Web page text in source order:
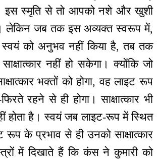
इस स्मृति से तो आपको नशे और खुशी
लेकिन जब तक इस अव्यक्त स्वरूप में,
स्वयं को अनुभव नहीं किया है, तब तक
नहीं हो सकेगा। क्योंकि जो
भक्तों को होगा, वह लाइट रूप
रहने से ही होगा। साक्षात्कार भी
होता है। स्वयं जब लाइट-रूप में स्थित
के प्रभाव से ही उनको साक्षात्कार
में दिखाते हैं कि कंस ने कुमारी को